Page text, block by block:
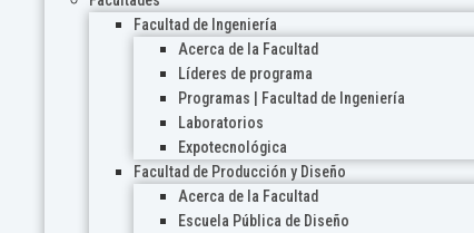
Facultad de Ingeniería
Acerca de la Facultad
Líderes de programa
Programas | Facultad de Ingeniería
Laboratorios
Expotecnológica
Facultad de Producción y Diseño
Acerca de la Facultad
Escuela Pública de Diseño